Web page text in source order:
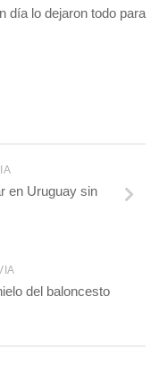
día lo dejaron todo para
en Uruguay sin
del baloncesto